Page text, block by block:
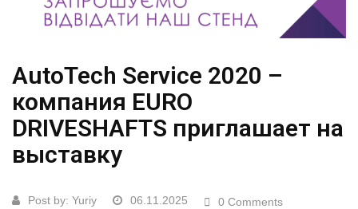
AutoTech Service 2020 –
компания EURO
DRIVESHAFTS приглашает на
выставку
Post by: Yuriy 06.11.2025 0 Comments